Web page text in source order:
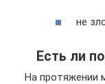
не
Есть ли
На протяжении